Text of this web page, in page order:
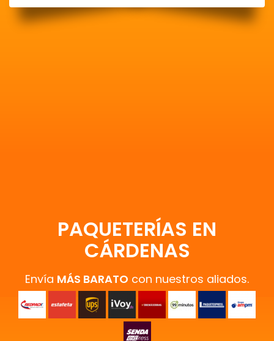
PAQUETERÍAS EN
CÁRDENAS
Envía MÁS BARATO con nuestros aliados.